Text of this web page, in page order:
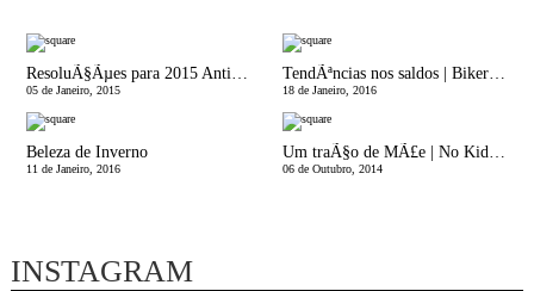
05 de Janeiro, 2015
TendÃªncias nos saldos | Biker Jacket & Flared Jeans
18 de Janeiro, 2016
Beleza de Inverno
11 de Janeiro, 2016 06 de Outubro, 2014
INSTAGRAM